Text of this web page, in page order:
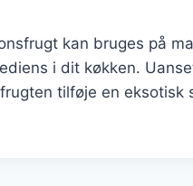
kan bruges på
i dit køkken.
tilføje en eksotisk